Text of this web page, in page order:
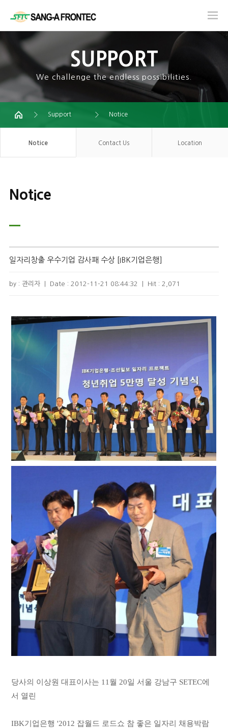
SUPPORT
We challenge the endless possibilities.
Support Notice
Notice Contact Us Location
Notice
일자리창출 우수기업 감사패 수상 [IBK기업은행]
by : 관리자 Date : 2012-11-21 08:44:32 Hit : 2,071
당사의 이상원 대표이사는 11월 20일 서울 강남구 SETEC에
서 열린
IBK기업은행 '2012 잡월드 로드쇼 참 좋은 일자리 채용박람